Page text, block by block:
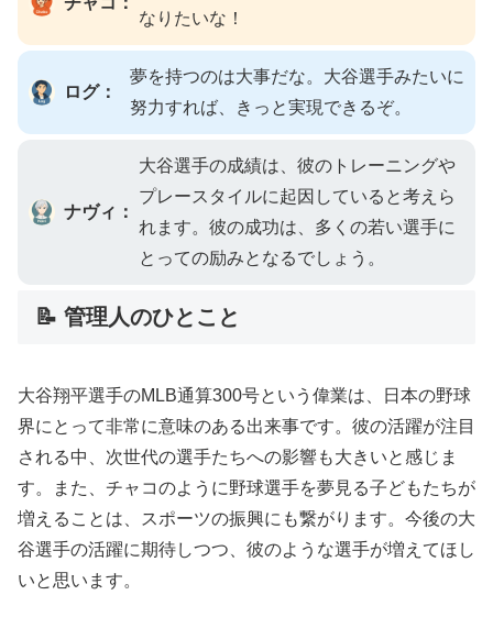
なりたいな！
ログ：
夢を持つのは大事だな。大谷選手みたいに
努力すれば、きっと実現できるぞ。
ナヴィ：
大谷選手の成績は、彼のトレーニングや
プレースタイルに起因していると考えら
れます。彼の成功は、多くの若い選手に
とっての励みとなるでしょう。
📝 管理人のひとこと
大谷翔平選手のMLB通算300号という偉業は、日本の野球
界にとって非常に意味のある出来事です。彼の活躍が注目
される中、次世代の選手たちへの影響も大きいと感じま
す。また、チャコのように野球選手を夢見る子どもたちが
増えることは、スポーツの振興にも繋がります。今後の大
谷選手の活躍に期待しつつ、彼のような選手が増えてほし
いと思います。